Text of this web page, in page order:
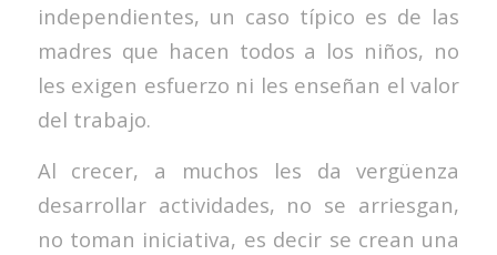
independientes, un caso típico es de las
madres que hacen todos a los niños, no
les exigen esfuerzo ni les enseñan el valor
del trabajo.
Al crecer, a muchos les da vergüenza
desarrollar actividades, no se arriesgan,
no toman iniciativa, es decir se crean una